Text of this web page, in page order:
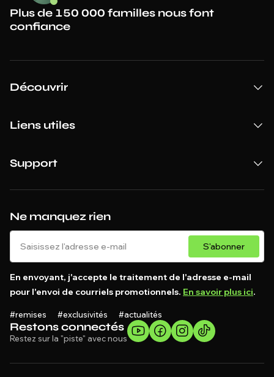
Restons connectés
Restez sur la "piste" avec nous
Ne manquez rien
S'abonner
En envoyant, j'accepte le traitement de l'adresse e-mail
pour l'envoi de courriels promotionnels. En savoir plus ici.
#remises #exclusivités #actualités
Plus de 150 000 familles nous font
confiance
Découvrir
Liens utiles
Support